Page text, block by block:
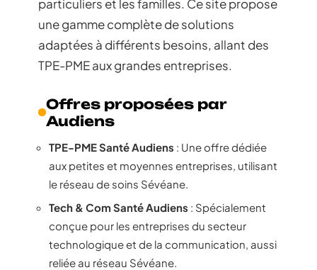
particuliers et les familles. Ce site propose
une gamme complète de solutions
adaptées à différents besoins, allant des
TPE-PME aux grandes entreprises.
Offres proposées par
Audiens
TPE-PME Santé Audiens : Une offre dédiée
aux petites et moyennes entreprises, utilisant
le réseau de soins Sévéane.
Tech & Com Santé Audiens : Spécialement
conçue pour les entreprises du secteur
technologique et de la communication, aussi
reliée au réseau Sévéane.